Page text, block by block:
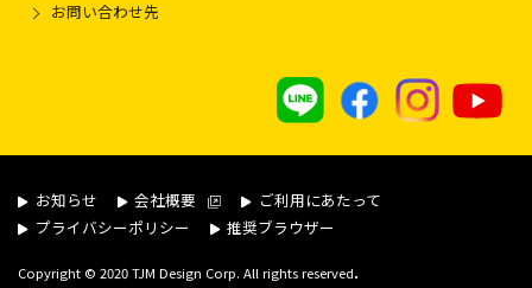
お問い合わせ先
お知らせ 会社概要
ご利用にあたって
プライバシーポリシー
推奨ブラウザー
Copyright © 2020 TJM Design Corp. All rights reserved.